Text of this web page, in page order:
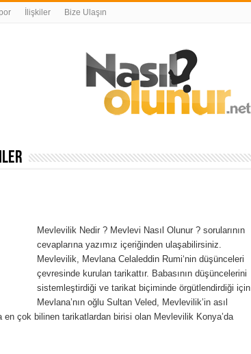
İlişkiler Bize Ulaşın
Mevlevilik Nedir ? Mevlevi Nasıl Olunur ? sorularının
cevaplarına yazımız içeriğinden ulaşabilirsiniz.
Mevlevilik, Mevlana Celaleddin Rumi‘nin düşünceleri
çevresinde kurulan tarikattır. Babasının düşüncelerini
sistemleştirdiği ve tarikat biçiminde örgütlendirdiği için
Mevlana’nın oğlu Sultan Veled, Mevlevilik’in asıl
en çok bilinen tarikatlardan birisi olan Mevlevilik Konya’da